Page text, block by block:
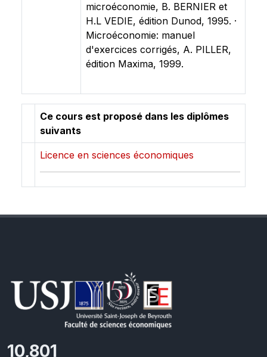
microéconomie, B. BERNIER et
H.L VEDIE, édition Dunod, 1995. ·
Microéconomie: manuel
d'exercices corrigés, A. PILLER,
édition Maxima, 1999.
Ce cours est proposé dans les diplômes
suivants
Licence en sciences économiques
11,418